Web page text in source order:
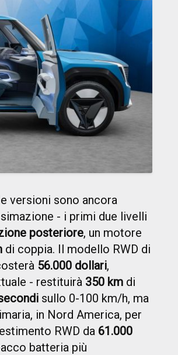
versioni sono ancora
- i primi due livelli
posteriore, un motore
di coppia. Il modello RWD di
56.000 dollari,
- restituirà 350 km di
sullo 0-100 km/h, ma
in Nord America, per
RWD da 61.000
batteria più